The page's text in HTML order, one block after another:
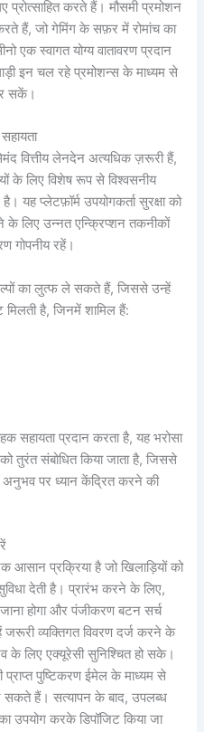
प्रोत्साहित करते हैं। मौसमी प्रमोशन
हैं, जो गेमिंग के सफ़र में रोमांच का
एक स्वागत योग्य वातावरण प्रदान
इन चल रहे प्रमोशन्स के माध्यम से
सकें।
वित्तीय लेनदेन अत्यधिक ज़रूरी हैं,
के लिए विशेष रूप से विश्वसनीय
यह प्लेटफ़ॉर्म उपयोगकर्ता सुरक्षा को
के लिए उन्नत एन्क्रिप्शन तकनीकों
गोपनीय रहें।
का लुत्फ ले सकते हैं, जिससे उन्हें
है, जिनमें शामिल हैं:
सहायता प्रदान करता है, यह भरोसा
तुरंत संबोधित किया जाता है, जिससे
अनुभव पर ध्यान केंद्रित करने की
आसान प्रक्रिया है जो खिलाड़ियों को
देती है। प्रारंभ करने के लिए,
होगा और पंजीकरण बटन सर्च
व्यक्तिगत विवरण दर्ज करने के
के लिए एक्यूरेसी सुनिश्चित हो सके।
प्राप्त पुष्टिकरण ईमेल के माध्यम से
सकते हैं। सत्यापन के बाद, उपलब्ध
उपयोग करके डिपॉजिट किया जा